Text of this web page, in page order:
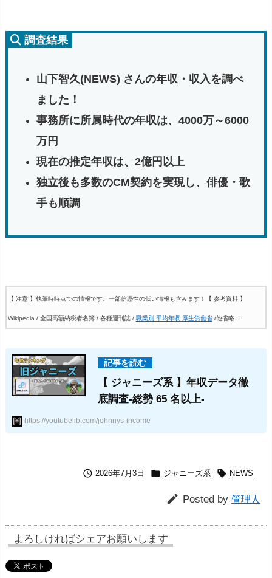
調査結果
山下智久(NEWS) さんの年収・収入を調べ
ました！
事務所に所属時代の年収は、4000万～6000
万円
現在の推定年収は、2億円以上
独立後も多数のCM契約を実現し、俳優・歌
手も順調
【 注意 】執筆時時点での情報です。一部信憑性の低い情報も含みます！ 【 参考資料 】
Wikipedia / 全国高額納税者名簿 / 各種週刊誌 / 職業別 平均年収 厚生労働省/他省略‥
【 ジャニーズ系 】年収データ徹
底調査-総勢 65 名以上-
https://youtubelib.com/johnnys-income
 2026年7月3日  ジャニーズ系  NEWS
 Posted by 管理人
よろしければシェアお願いします